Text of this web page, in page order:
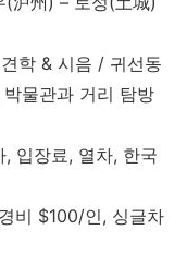
학 & 시음 / 귀선동
물관과 거리 탐방
입장료, 열차, 한국
비 $100/인, 싱글차